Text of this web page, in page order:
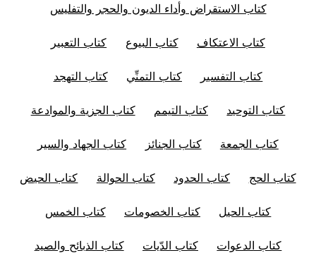
كتاب الاستقراض وأداء الديون والحجر والتفليس
كتاب الاعتكاف كتاب البيوع كتاب التعبير
كتاب التفسير كتاب التمنِّي كتاب التهجد
كتاب التوحيد كتاب التيمم كتاب الجزية والموادعة
كتاب الجمعة كتاب الجنائز كتاب الجهاد والسير
كتاب الحج كتاب الحدود كتاب الحوالة كتاب الحيض
كتاب الحيل كتاب الخصومات كتاب الخمس
كتاب الدعوات كتاب الدّيات كتاب الذبائح والصيد